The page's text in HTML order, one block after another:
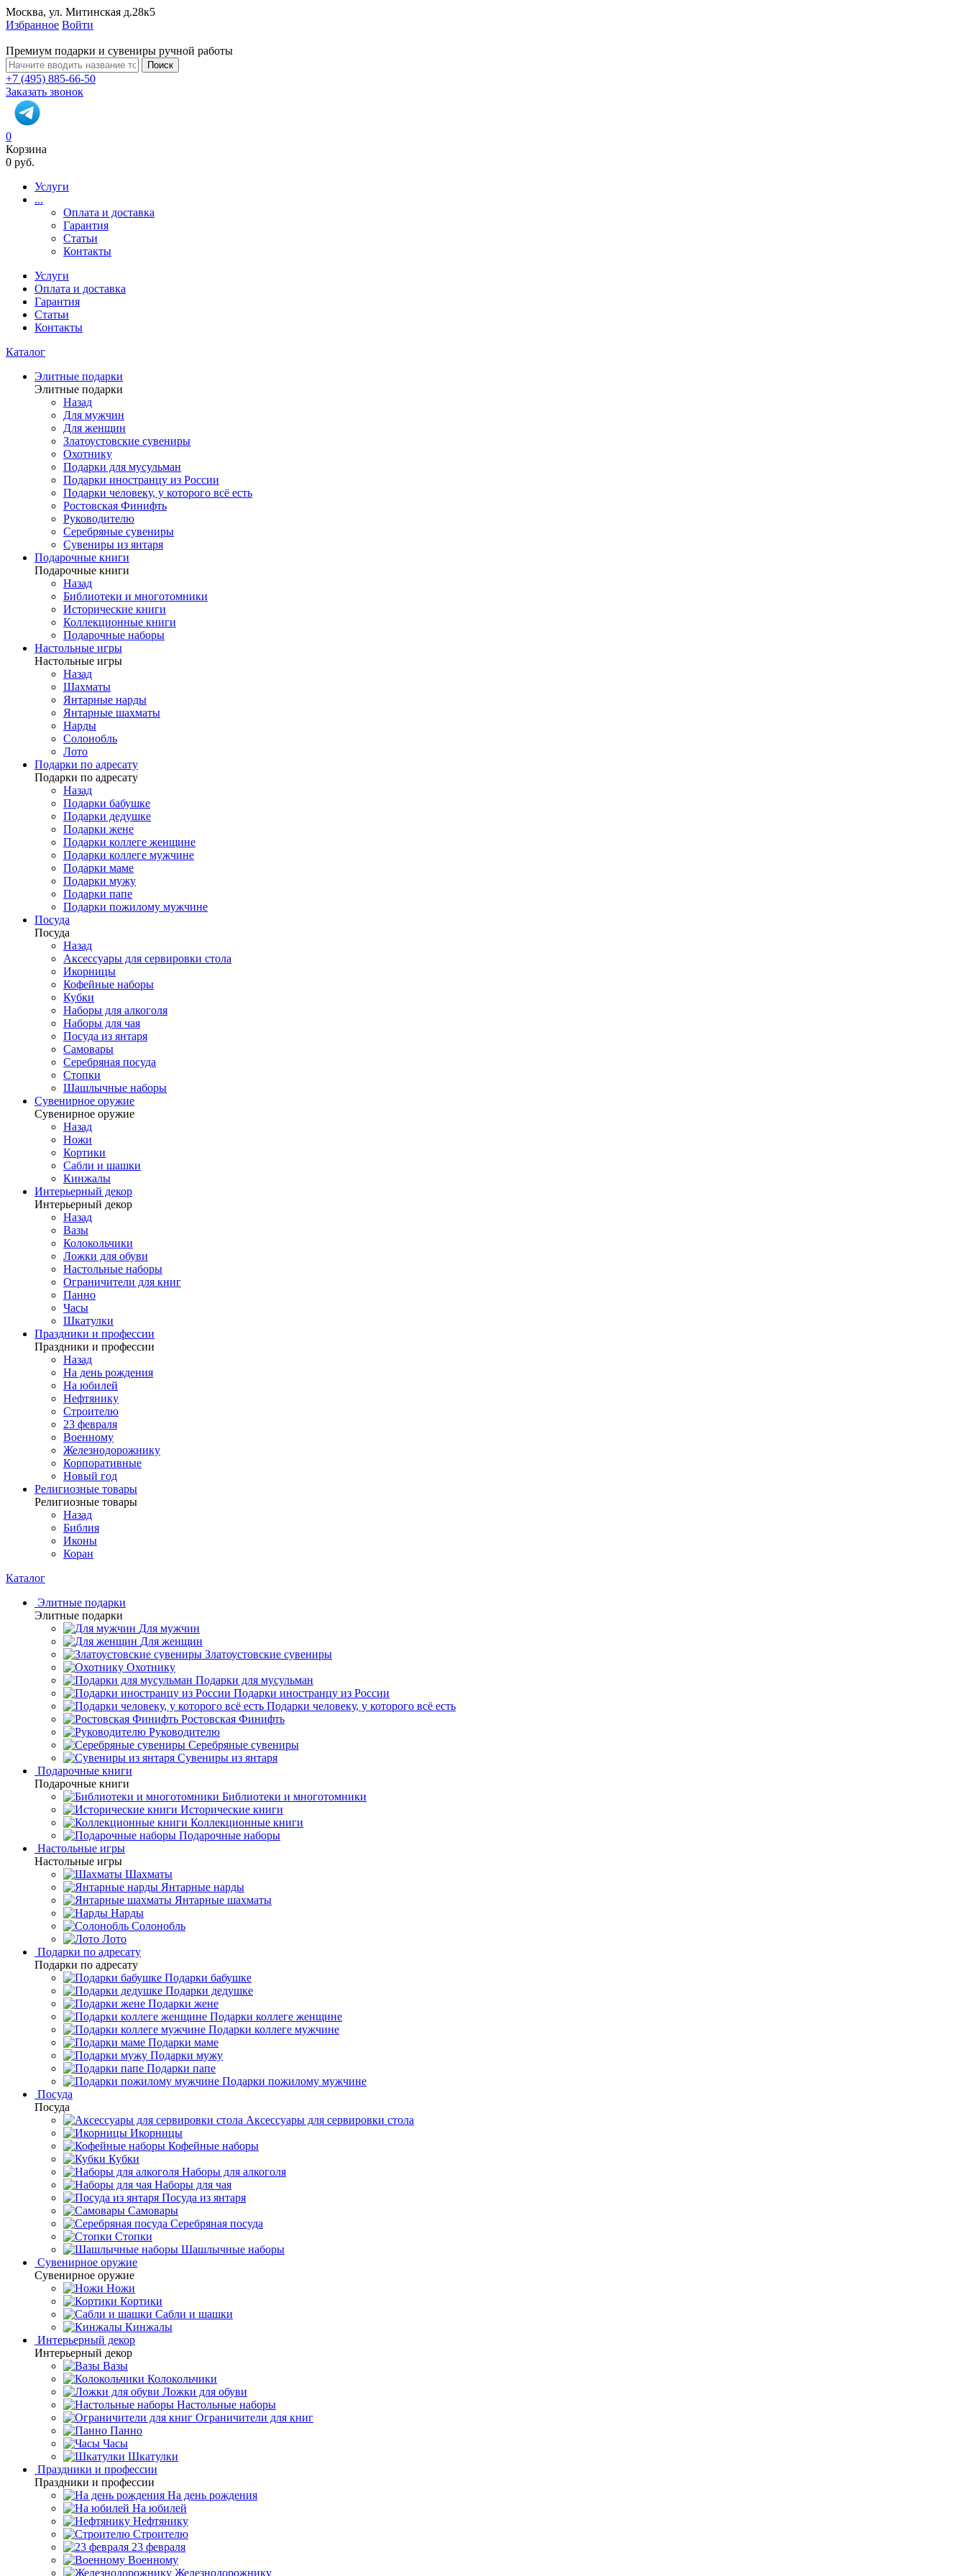
Москва, ул. Митинская д.28к5
Избранное Войти
Премиум подарки и сувениры ручной работы
Поиск
+7 (495) 885-66-50
Заказать звонок
0
Корзина
0 руб.
Услуги
...
Оплата и доставка
Гарантия
Статьи
Контакты
Услуги
Оплата и доставка
Гарантия
Статьи
Контакты
Каталог
Элитные подарки
Элитные подарки
Назад
Для мужчин
Для женщин
Златоустовские сувениры
Охотнику
Подарки для мусульман
Подарки иностранцу из России
Подарки человеку, у которого всё есть
Ростовская Финифть
Руководителю
Серебряные сувениры
Сувениры из янтаря
Подарочные книги
Подарочные книги
Назад
Библиотеки и многотомники
Исторические книги
Коллекционные книги
Подарочные наборы
Настольные игры
Настольные игры
Назад
Шахматы
Янтарные нарды
Янтарные шахматы
Нарды
Солонобль
Лото
Подарки по адресату
Подарки по адресату
Назад
Подарки бабушке
Подарки дедушке
Подарки жене
Подарки коллеге женщине
Подарки коллеге мужчине
Подарки маме
Подарки мужу
Подарки папе
Подарки пожилому мужчине
Посуда
Посуда
Назад
Аксессуары для сервировки стола
Икорницы
Кофейные наборы
Кубки
Наборы для алкоголя
Наборы для чая
Посуда из янтаря
Самовары
Серебряная посуда
Стопки
Шашлычные наборы
Сувенирное оружие
Сувенирное оружие
Назад
Ножи
Кортики
Сабли и шашки
Кинжалы
Интерьерный декор
Интерьерный декор
Назад
Вазы
Колокольчики
Ложки для обуви
Настольные наборы
Ограничители для книг
Панно
Часы
Шкатулки
Праздники и профессии
Праздники и профессии
Назад
На день рождения
На юбилей
Нефтянику
Строителю
23 февраля
Военному
Железнодорожнику
Корпоративные
Новый год
Религиозные товары
Религиозные товары
Назад
Библия
Иконы
Коран
Каталог
Элитные подарки
Элитные подарки
Для мужчин
Для женщин
Златоустовские сувениры
Охотнику
Подарки для мусульман
Подарки иностранцу из России
Подарки человеку, у которого всё есть
Ростовская Финифть
Руководителю
Серебряные сувениры
Сувениры из янтаря
Подарочные книги
Подарочные книги
Библиотеки и многотомники
Исторические книги
Коллекционные книги
Подарочные наборы
Настольные игры
Настольные игры
Шахматы
Янтарные нарды
Янтарные шахматы
Нарды
Солонобль
Лото
Подарки по адресату
Подарки по адресату
Подарки бабушке
Подарки дедушке
Подарки жене
Подарки коллеге женщине
Подарки коллеге мужчине
Подарки маме
Подарки мужу
Подарки папе
Подарки пожилому мужчине
Посуда
Посуда
Аксессуары для сервировки стола
Икорницы
Кофейные наборы
Кубки
Наборы для алкоголя
Наборы для чая
Посуда из янтаря
Самовары
Серебряная посуда
Стопки
Шашлычные наборы
Сувенирное оружие
Сувенирное оружие
Ножи
Кортики
Сабли и шашки
Кинжалы
Интерьерный декор
Интерьерный декор
Вазы
Колокольчики
Ложки для обуви
Настольные наборы
Ограничители для книг
Панно
Часы
Шкатулки
Праздники и профессии
Праздники и профессии
На день рождения
На юбилей
Нефтянику
Строителю
23 февраля
Военному
Железнодорожнику